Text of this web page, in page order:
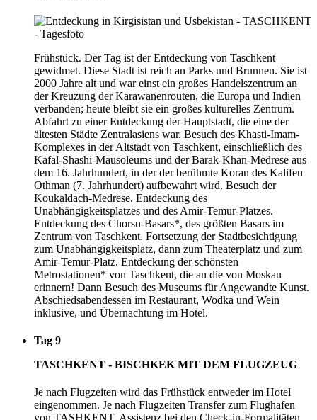
Frühstück. Der Tag ist der Entdeckung von Taschkent
gewidmet. Diese Stadt ist reich an Parks und Brunnen. Sie ist
2000 Jahre alt und war einst ein großes Handelszentrum an
der Kreuzung der Karawanenrouten, die Europa und Indien
verbanden; heute bleibt sie ein großes kulturelles Zentrum.
Abfahrt zu einer Entdeckung der Hauptstadt, die eine der
ältesten Städte Zentralasiens war. Besuch des Khasti-Imam-
Komplexes in der Altstadt von Taschkent, einschließlich des
Kafal-Shashi-Mausoleums und der Barak-Khan-Medrese aus
dem 16. Jahrhundert, in der der berühmte Koran des Kalifen
Othman (7. Jahrhundert) aufbewahrt wird. Besuch der
Koukaldach-Medrese. Entdeckung des
Unabhängigkeitsplatzes und des Amir-Temur-Platzes.
Entdeckung des Chorsu-Basars*, des größten Basars im
Zentrum von Taschkent. Fortsetzung der Stadtbesichtigung
zum Unabhängigkeitsplatz, dann zum Theaterplatz und zum
Amir-Temur-Platz. Entdeckung der schönsten
Metrostationen* von Taschkent, die an die von Moskau
erinnern! Dann Besuch des Museums für Angewandte Kunst.
Abschiedsabendessen im Restaurant, Wodka und Wein
inklusive, und Übernachtung im Hotel.
Tag 9
TASCHKENT - BISCHKEK MIT DEM FLUGZEUG
Je nach Flugzeiten wird das Frühstück entweder im Hotel
eingenommen. Je nach Flugzeiten Transfer zum Flughafen